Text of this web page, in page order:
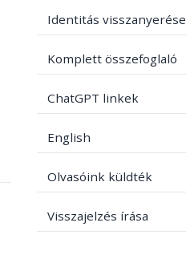
Identitás visszanyerése
Komplett összefoglaló
ChatGPT linkek
English
Olvasóink küldték
Visszajelzés írása